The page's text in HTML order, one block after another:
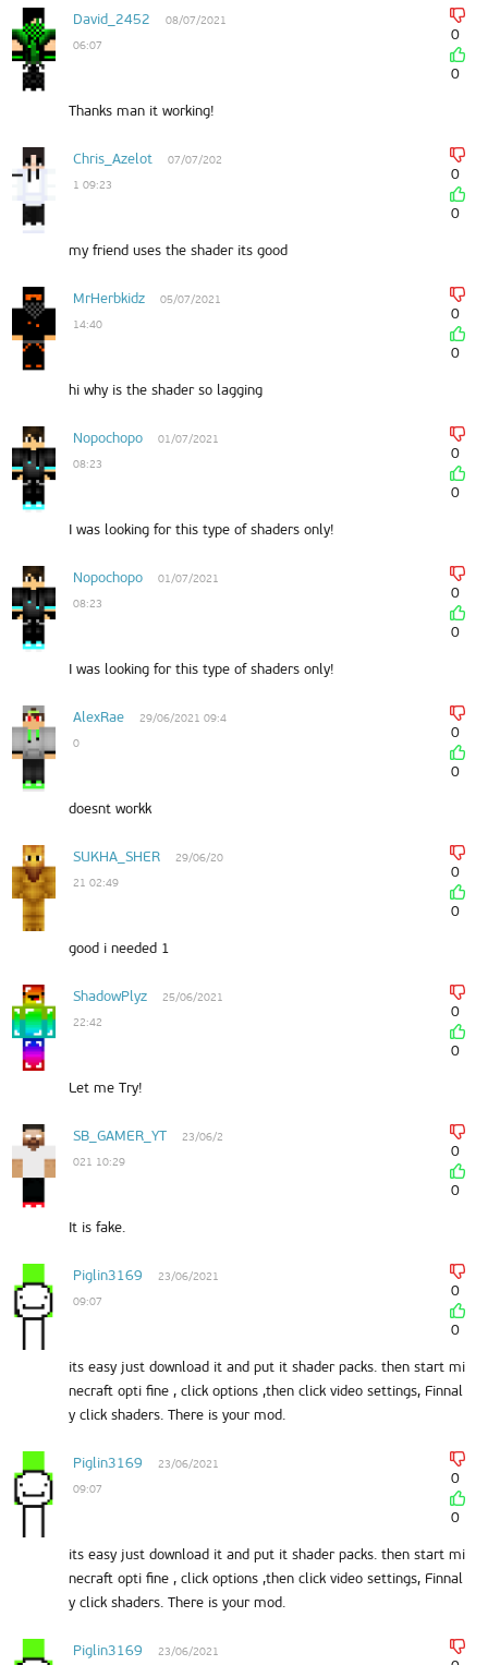
David_2452
08/07/2021
06:07
0
0
Thanks man it working!
Chris_Azelot
07/07/202
1 09:23
0
0
my friend uses the shader its good
MrHerbkidz
05/07/2021
14:40
0
0
hi why is the shader so lagging
Nopochopo
01/07/2021
08:23
0
0
I was looking for this type of shaders only!
Nopochopo
01/07/2021
08:23
0
0
I was looking for this type of shaders only!
AlexRae
29/06/2021 09:4
0
0
0
doesnt workk
SUKHA_SHER
29/06/20
21 02:49
0
0
good i needed 1
ShadowPlyz
25/06/2021
22:42
0
0
Let me Try!
SB_GAMER_YT
23/06/2
021 10:29
0
0
It is fake.
Piglin3169
23/06/2021
09:07
0
0
its easy just download it and put it shader packs. then start mi
necraft opti fine , click options ,then click video settings, Finnal
y click shaders. There is your mod.
Piglin3169
23/06/2021
09:07
0
0
its easy just download it and put it shader packs. then start mi
necraft opti fine , click options ,then click video settings, Finnal
y click shaders. There is your mod.
Piglin3169 23/06/2021